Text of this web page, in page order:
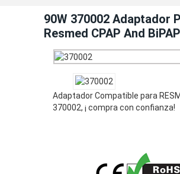
90W 370002 Adaptador Para
Resmed CPAP And BiPAP
Machines S10 Series
Adaptador Compatible para
370002, ¡ compra con confianza!